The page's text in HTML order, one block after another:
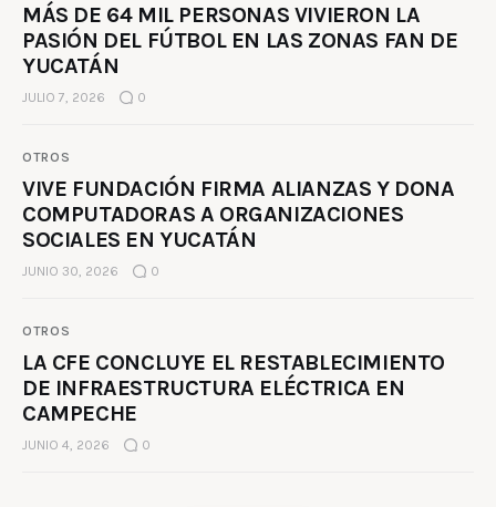
MÁS DE 64 MIL PERSONAS VIVIERON LA
PASIÓN DEL FÚTBOL EN LAS ZONAS FAN DE
YUCATÁN
JULIO 7, 2026 0
OTROS
VIVE FUNDACIÓN FIRMA ALIANZAS Y DONA
COMPUTADORAS A ORGANIZACIONES
SOCIALES EN YUCATÁN
JUNIO 30, 2026 0
OTROS
LA CFE CONCLUYE EL RESTABLECIMIENTO
DE INFRAESTRUCTURA ELÉCTRICA EN
CAMPECHE
JUNIO 4, 2026 0